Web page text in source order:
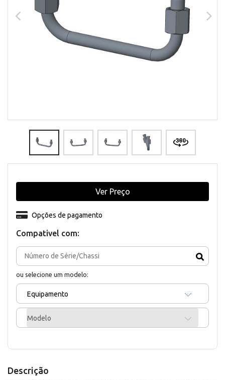
Compativel com:
ou selecione um modelo:
Equipamento
Modelo
Opções de pagamento
Ver Preço
Descrição